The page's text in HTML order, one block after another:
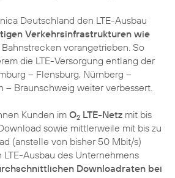
Deutschland den LTE-Ausbau
Verkehrsinfrastrukturen wie
vorangetrieben. So
die LTE-Versorgung entlang der
– Flensburg, Nürnberg –
– Braunschweig weiter verbessert.
Kunden im O2 LTE-Netz mit bis
sowie mittlerweile mit bis zu
(anstelle von bisher 50 Mbit/s)
Ausbau des Unternehmens
Downloadraten bei